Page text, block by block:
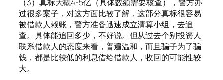
（3）真标大概4-5亿（具体数额需要核查），警方办
过很多案子，对这方面比较了解，这部分真标很容易
被借款人赖账，警方准备迅速成立清算小组，去追
查。具体能追回多少，不好说。但从过去个别投资人
联系借款人的态度来看，普遍温和，而且骗子为了骗
钱，都是比较低的利息借给借款人，收回的可能性较
大。